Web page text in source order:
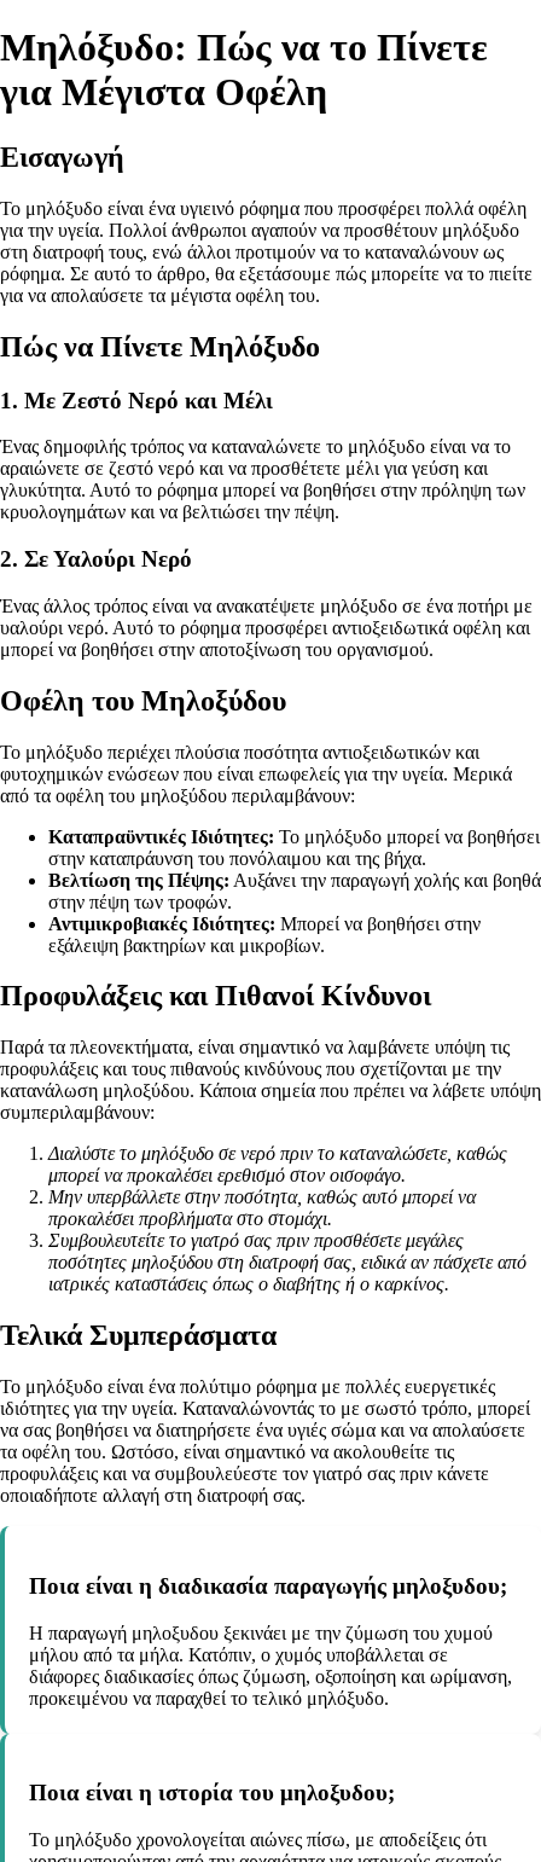
Μηλόξυδο: Πώς να το Πίνετε
για Μέγιστα Οφέλη
Εισαγωγή
Το μηλόξυδο είναι ένα υγιεινό ρόφημα που προσφέρει πολλά οφέλη
για την υγεία. Πολλοί άνθρωποι αγαπούν να προσθέτουν μηλόξυδο
στη διατροφή τους, ενώ άλλοι προτιμούν να το καταναλώνουν ως
ρόφημα. Σε αυτό το άρθρο, θα εξετάσουμε πώς μπορείτε να το πιείτε
για να απολαύσετε τα μέγιστα οφέλη του.
Πώς να Πίνετε Μηλόξυδο
1. Με Ζεστό Νερό και Μέλι
Ένας δημοφιλής τρόπος να καταναλώνετε το μηλόξυδο είναι να το
αραιώνετε σε ζεστό νερό και να προσθέτετε μέλι για γεύση και
γλυκύτητα. Αυτό το ρόφημα μπορεί να βοηθήσει στην πρόληψη των
κρυολογημάτων και να βελτιώσει την πέψη.
2. Σε Υαλούρι Νερό
Ένας άλλος τρόπος είναι να ανακατέψετε μηλόξυδο σε ένα ποτήρι με
υαλούρι νερό. Αυτό το ρόφημα προσφέρει αντιοξειδωτικά οφέλη και
μπορεί να βοηθήσει στην αποτοξίνωση του οργανισμού.
Οφέλη του Μηλοξύδου
Το μηλόξυδο περιέχει πλούσια ποσότητα αντιοξειδωτικών και
φυτοχημικών ενώσεων που είναι επωφελείς για την υγεία. Μερικά
από τα οφέλη του μηλοξύδου περιλαμβάνουν:
Καταπραϋντικές Ιδιότητες: Το μηλόξυδο μπορεί να βοηθήσει
στην καταπράυνση του πονόλαιμου και της βήχα.
Βελτίωση της Πέψης: Αυξάνει την παραγωγή χολής και βοηθά
στην πέψη των τροφών.
Αντιμικροβιακές Ιδιότητες: Μπορεί να βοηθήσει στην
εξάλειψη βακτηρίων και μικροβίων.
Προφυλάξεις και Πιθανοί Κίνδυνοι
Παρά τα πλεονεκτήματα, είναι σημαντικό να λαμβάνετε υπόψη τις
προφυλάξεις και τους πιθανούς κινδύνους που σχετίζονται με την
κατανάλωση μηλοξύδου. Κάποια σημεία που πρέπει να λάβετε υπόψη
συμπεριλαμβάνουν:
Διαλύστε το μηλόξυδο σε νερό πριν το καταναλώσετε, καθώς
μπορεί να προκαλέσει ερεθισμό στον οισοφάγο.
Μην υπερβάλλετε στην ποσότητα, καθώς αυτό μπορεί να
προκαλέσει προβλήματα στο στομάχι.
Συμβουλευτείτε το γιατρό σας πριν προσθέσετε μεγάλες
ποσότητες μηλοξύδου στη διατροφή σας, ειδικά αν πάσχετε από
ιατρικές καταστάσεις όπως ο διαβήτης ή ο καρκίνος.
Τελικά Συμπεράσματα
Το μηλόξυδο είναι ένα πολύτιμο ρόφημα με πολλές ευεργετικές
ιδιότητες για την υγεία. Καταναλώνοντάς το με σωστό τρόπο, μπορεί
να σας βοηθήσει να διατηρήσετε ένα υγιές σώμα και να απολαύσετε
τα οφέλη του. Ωστόσο, είναι σημαντικό να ακολουθείτε τις
προφυλάξεις και να συμβουλεύεστε τον γιατρό σας πριν κάνετε
οποιαδήποτε αλλαγή στη διατροφή σας.
Ποια είναι η διαδικασία παραγωγής μηλοξυδου;
Η παραγωγή μηλοξυδου ξεκινάει με την ζύμωση του χυμού
μήλου από τα μήλα. Κατόπιν, ο χυμός υποβάλλεται σε
διάφορες διαδικασίες όπως ζύμωση, οξοποίηση και ωρίμανση,
προκειμένου να παραχθεί το τελικό μηλόξυδο.
Ποια είναι η ιστορία του μηλοξυδου;
Το μηλόξυδο χρονολογείται αιώνες πίσω, με αποδείξεις ότι